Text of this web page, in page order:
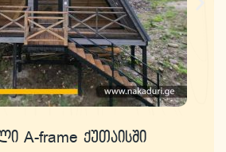
A-frame ქუთაისში